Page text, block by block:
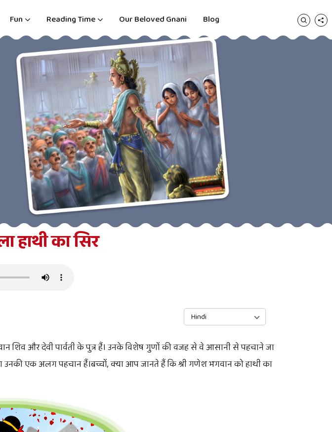
Fun Reading Time Our Beloved Gnani Blog
हाथी का सिर
Hindi
शिव और देवी पार्वती के पुत्र हैं। उनके विशेष गुणों की वजह से वे आसानी से पहचाने जा
एक अलग पहचान हैं।बच्चों, क्या आप जानते हैं कि श्री गणेश भगवान को हाथी का